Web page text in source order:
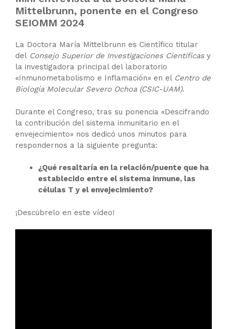
Mittelbrunn, ponente en el Congreso
SEIOMM 2024
La Doctora María Mittelbrunn es Científico titular
del Consejo Superior de Investigaciones Científicasy
la investigadora principal del laboratorio
«Inmunometabolismo e Inflamación» en el Centro de
Biología Molecular Severo Ochoa (CSIC-UAM).
Durante el Congreso, tras su ponencia «Descifrando
la contribución del sistema inmunitario en el
envejecimiento» nos dedicó unos minutos para
respondernos a la siguiente pregunta:
¿Qué resaltaría en la relación/puente que ha
establecido entre el sistema inmune, las
células T y el envejecimiento?
¡Descúbrelo en este vídeo!